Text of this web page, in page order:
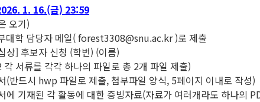
1. 16.(금) 23:59
오기)
대학 담당자 메일( forest3308@snu.ac.kr )로 제출
상] 후보자 신청 (학번) (이름)
각 서류를 각각 하나의 파일로 총 2개 파일 제출)
(반드시 hwp 파일로 제출, 첨부파일 양식, 5페이지 이내로 작성)
에 기재된 각 활동에 대한 증빙자료(자료가 여러개라도 하나의